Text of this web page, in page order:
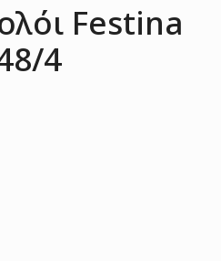
Festina
4